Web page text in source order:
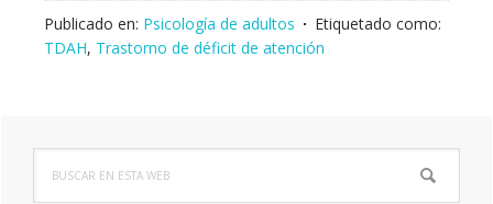
Publicado en: Psicología de adultos
Etiquetado como:
TDAH, Trastorno de déficit de atención
Barra